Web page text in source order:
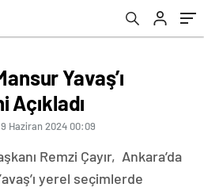
Yavaş’ı
Açıkladı
9 Haziran 2024 00:09
Remzi Çayır, Ankara’da
yerel seçimlerde